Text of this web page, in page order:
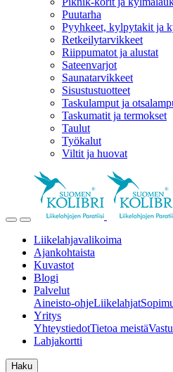
Puutarha
Pyyhkeet, kylpytakit ja
Retkeilytarvikkeet
Riippumatot ja alustat
Sateenvarjot
Saunatarvikkeet
Sisustustuotteet
Taskulamput ja
Taskumatit ja termokset
Taulut
Työkalut
Viltit ja huovat
Liikelahjavalikoima
Ajankohtaista
Kuvastot
Blogi
Palvelut
Aineisto-ohjeLiikelahjat
Yritys
YhteystiedotTietoa meistä
Lahjakortti
Haku